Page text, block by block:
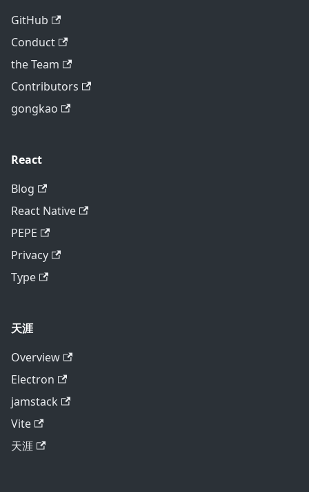
GitHub
Conduct
the Team
Contributors
gongkao
React
Blog
React Native
PEPE
Privacy
Type
天涯
Overview
Electron
jamstack
Vite
天涯